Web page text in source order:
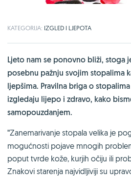
KATEGORIJA: IZGLED I LJEPOTA
Ljeto nam se ponovno bliži, stoga
posebnu pažnju svojim stopalima
ljepšima. Pravilna briga o
izgledaju lijepo i zdravo, kako
samopouzdanjem.
"Zanemarivanje stopala velika je
mogućnosti pojave mnogih
poput tvrde kože, kurjih očiju ili
Znakovi starenja najvidljiviji su